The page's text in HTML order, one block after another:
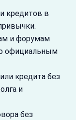
кредитов в
и форумам
официальным
кредита без
и
без